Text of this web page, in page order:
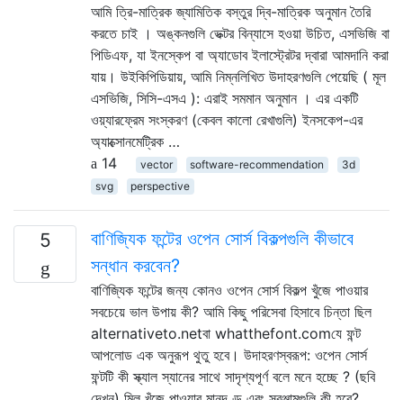
আমি ত্রি-মাত্রিক জ্যামিতিক বস্তুর দ্বি-মাত্রিক অনুমান তৈরি
করতে চাই । অঙ্কনগুলি ভেক্টর বিন্যাসে হওয়া উচিত, এসভিজি বা
পিডিএফ, যা ইনস্কেপ বা অ্যাডোব ইলাস্ট্রেটর দ্বারা আমদানি করা
যায়। উইকিপিডিয়ায়, আমি নিম্নলিখিত উদাহরণগুলি পেয়েছি ( মূল
এসভিজি, সিসি-এসএ ): এরাই সমমান অনুমান । এর একটি
ওয়্যারফ্রেম সংস্করণ (কেবল কালো রেখাগুলি) ইনসকেপ-এর
অ্যাক্সোনমেট্রিক …
14
vector software-recommendation
3d
svg
perspective
5
বাণিজ্যিক ফন্টের ওপেন সোর্স বিকল্পগুলি কীভাবে
সন্ধান করবেন?
বাণিজ্যিক ফন্টের জন্য কোনও ওপেন সোর্স বিকল্প খুঁজে পাওয়ার
সবচেয়ে ভাল উপায় কী? আমি কিছু পরিসেবা হিসাবে চিন্তা ছিল
alternativeto.netবা whatthefont.comযে ফন্ট
আপলোড এক অনুরূপ থুতু হবে। উদাহরণস্বরূপ: ওপেন সোর্স
ফন্টটি কী স্ক্যাল স্যানের সাথে সাদৃশ্যপূর্ণ বলে মনে হচ্ছে ? (ছবি